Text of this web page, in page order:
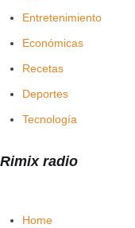
Rimix radio
Home
Entretenimiento
Económicas
Recetas
Deportes
Tecnología